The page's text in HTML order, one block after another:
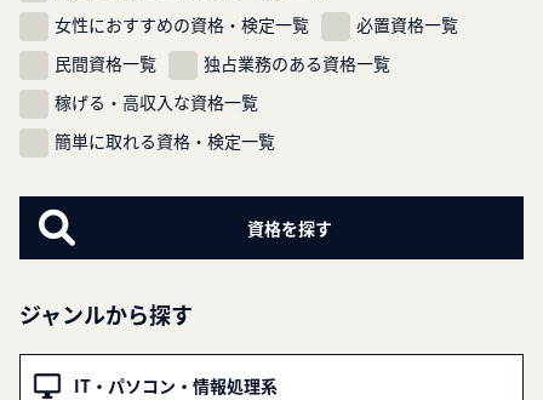
女性におすすめの資格・検定一覧
必置資格一覧
民間資格一覧
独占業務のある資格一覧
稼げる・高収入な資格一覧
簡単に取れる資格・検定一覧
ジャンルから探す
IT・パソコン・情報処理系